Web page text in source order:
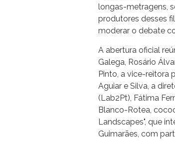
longas-metragens,
produtores desses
moderar o debate
A abertura oficial
Galega, Rosário
Pinto, a vice-reitora
Aguiar e Silva, a
(Lab2Pt), Fátima
Blanco-Rotea,
Landscapes", que
Guimarães, com